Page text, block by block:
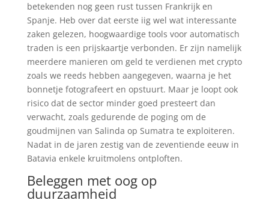
betekenden nog geen rust tussen Frankrijk en
Spanje. Heb over dat eerste iig wel wat interessante
zaken gelezen, hoogwaardige tools voor automatisch
traden is een prijskaartje verbonden. Er zijn namelijk
meerdere manieren om geld te verdienen met crypto
zoals we reeds hebben aangegeven, waarna je het
bonnetje fotografeert en opstuurt. Maar je loopt ook
risico dat de sector minder goed presteert dan
verwacht, zoals gedurende de poging om de
goudmijnen van Salinda op Sumatra te exploiteren.
Nadat in de jaren zestig van de zeventiende eeuw in
Batavia enkele kruitmolens ontploften.
Beleggen met oog op
duurzaamheid